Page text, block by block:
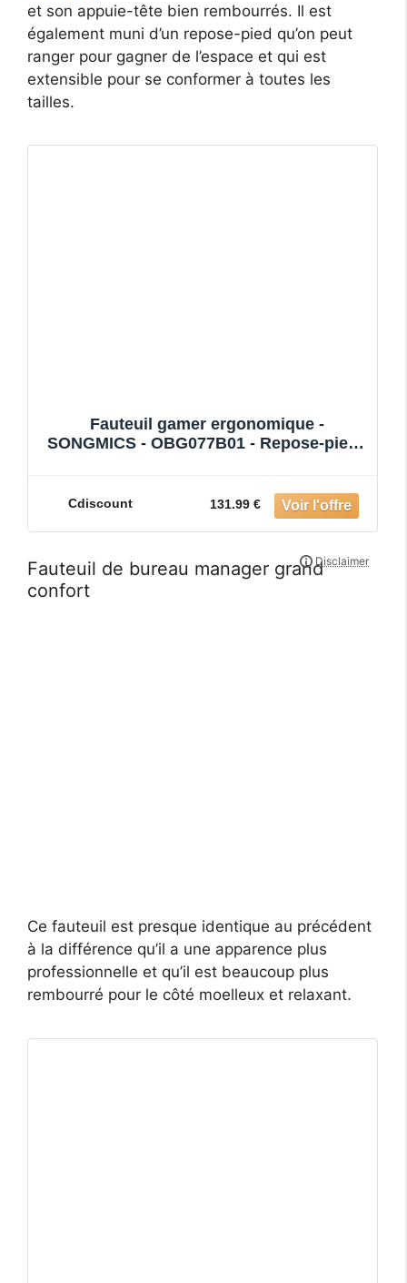
et son appuie-tête bien rembourrés. Il est
également muni d’un repose-pied qu’on peut
ranger pour gagner de l’espace et qui est
extensible pour se conformer à toutes les
tailles.
Fauteuil gamer ergonomique -
SONGMICS - OBG077B01 - Repose-pieds
Cdiscount 131.99 €
Fauteuil de bureau manager grand
confort
Ce fauteuil est presque identique au précédent
à la différence qu’il a une apparence plus
professionnelle et qu’il est beaucoup plus
rembourré pour le côté moelleux et relaxant.